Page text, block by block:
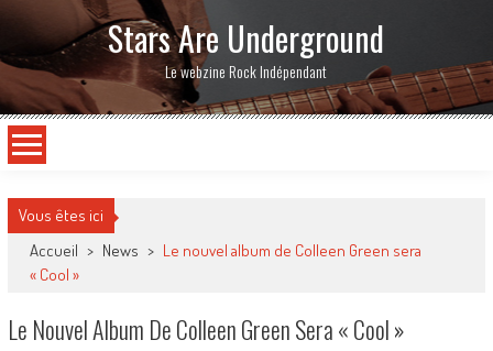
Stars Are Underground
Le webzine Rock Indépendant
Vous êtes ici
Accueil > News > Le nouvel album de Colleen Green sera
« Cool »
Le Nouvel Album De Colleen Green Sera « Cool »